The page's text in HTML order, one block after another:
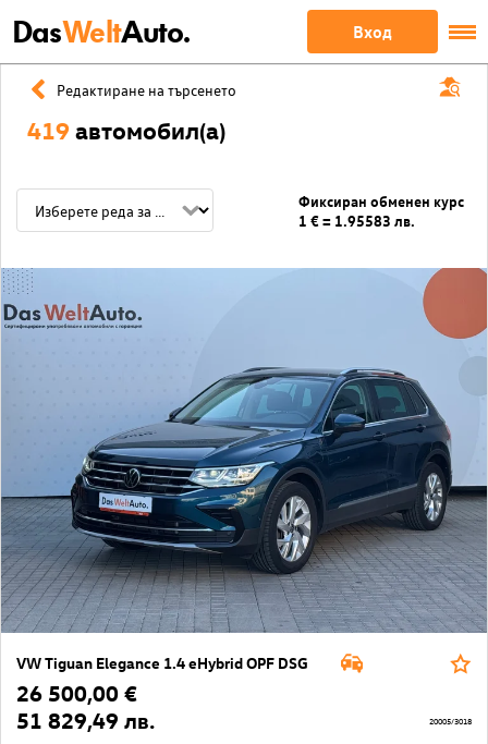
DasWeltAuto. Вход
Редактиране на търсенето
419 автомобил(а)
Фиксиран обменен курс
1 € = 1.95583 лв.
VW Tiguan Elegance 1.4 eHybrid OPF DSG
26 500,00 €
51 829,49 лв.
20005/3018